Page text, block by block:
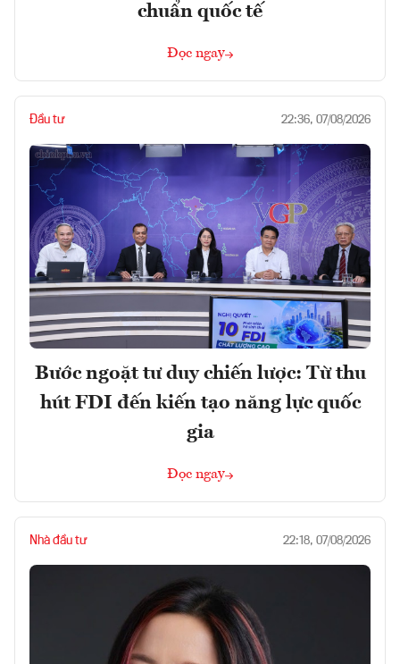
chuẩn quốc tế
Đọc ngay
Đầu tư 22:36, 07/08/2026
Bước ngoặt tư duy chiến lược: Từ thu
hút FDI đến kiến tạo năng lực quốc
gia
Đọc ngay
Nhà đầu tư 22:18, 07/08/2026